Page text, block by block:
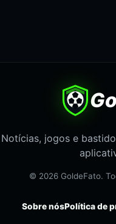
Notícias, jogos e
© 2026 GoldeFato.
Sobre nósPolítica de